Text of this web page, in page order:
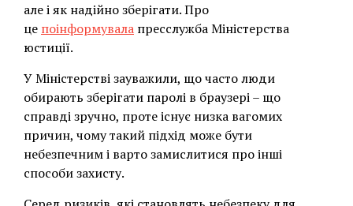
але і як надійно зберігати. Про
це поінформувала пресслужба Міністерства
юстиції.
У Міністерстві зауважили, що часто люди
обирають зберігати паролі в браузері – що
справді зручно, проте існує низка вагомих
причин, чому такий підхід може бути
небезпечним і варто замислитися про інші
способи захисту.